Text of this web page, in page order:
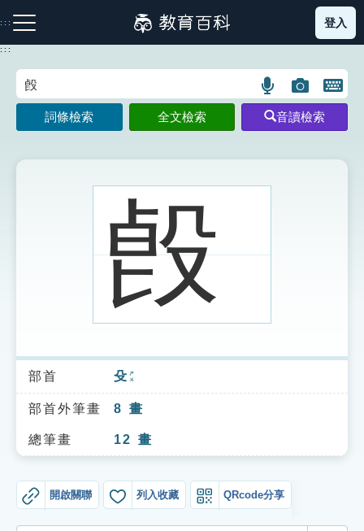
到
主
:::
注音索引圖示 筆畫索引圖示 部首索引表圖示
索引選單
知識索引
單字索引
登入
:::
語
言
搜
示
圖
片
搜
開
鍵
圖
詞條檢索 全文檢索 音讀檢索
㲃
部首 殳 ㄕㄨ
部首外筆畫 8 畫
總筆畫 12 畫
開啟關聯 列入收藏 QRcode分享